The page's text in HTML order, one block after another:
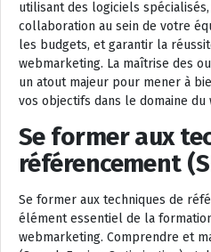
utilisant des logiciels
collaboration au sein de votre
les budgets, et garantir la
webmarketing. La maîtrise des
un atout majeur pour mener à
vos objectifs dans le domaine du
Se former aux
référencement
Se former aux techniques de
élément essentiel de la
webmarketing. Comprendre et